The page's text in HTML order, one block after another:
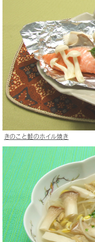
きのこと鮭のホイル焼き